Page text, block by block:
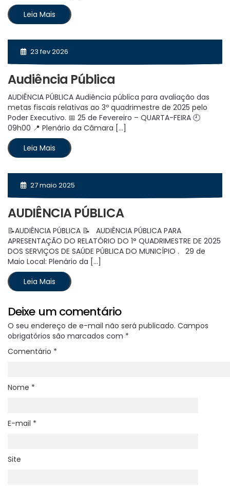
Leia Mais
23 fev 2026
Audiência Pública
AUDIÊNCIA PÚBLICA Audiência pública para avaliação das
metas fiscais relativas ao 3º quadrimestre de 2025 pelo
Poder Executivo. 📅 25 de Fevereiro – QUARTA-FEIRA 🕘
09h00 📍 Plenário da Câmara […]
Leia Mais
27 maio 2025
AUDIÊNCIA PÚBLICA
📝AUDIÊNCIA PÚBLICA 📝 AUDIÊNCIA PÚBLICA PARA
APRESENTAÇÃO DO RELATÓRIO DO 1° QUADRIMESTRE DE 2025
DOS SERVIÇOS DE SAÚDE PÚBLICA DO MUNICÍPIO . 29 de
Maio Local: Plenário da […]
Leia Mais
Deixe um comentário
O seu endereço de e-mail não será publicado. Campos
obrigatórios são marcados com *
Comentário *
Nome *
E-mail *
Site